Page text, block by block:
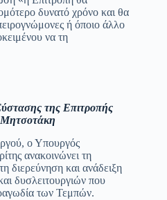
δυνατό χρόνο και θα
ή όποιο άλλο
να τη
της Επιτροπής
Μητσοτάκη
ο Υπουργός
ανακοινώνει τη
διερεύνηση και ανάδειξη
δυσλειτουργιών που
των Τεμπών.